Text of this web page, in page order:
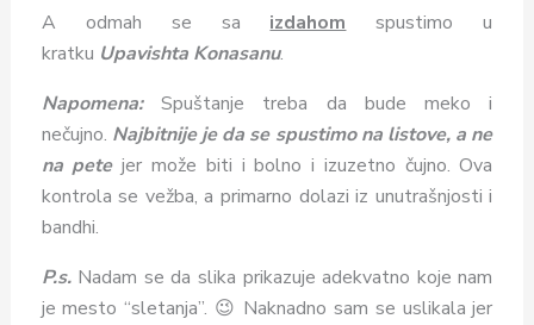
A odmah se sa izdahom spustimo u
kratku Upavishta Konasanu.
Napomena:Spuštanje treba da bude meko i
nečujno. Najbitnije je da se spustimo na listove, a ne
na petejer može biti i bolno i izuzetno čujno. Ova
kontrola se vežba, a primarno dolazi iz unutrašnjosti i
bandhi.
P.s.Nadam se da slika prikazuje adekvatno koje nam
je mesto “sletanja”. 😉 Naknadno sam se uslikala jer